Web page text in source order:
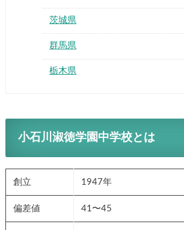
茨城県
群馬県
栃木県
小石川淑徳学園中学校とは
創立 1947年
偏差値 41〜45